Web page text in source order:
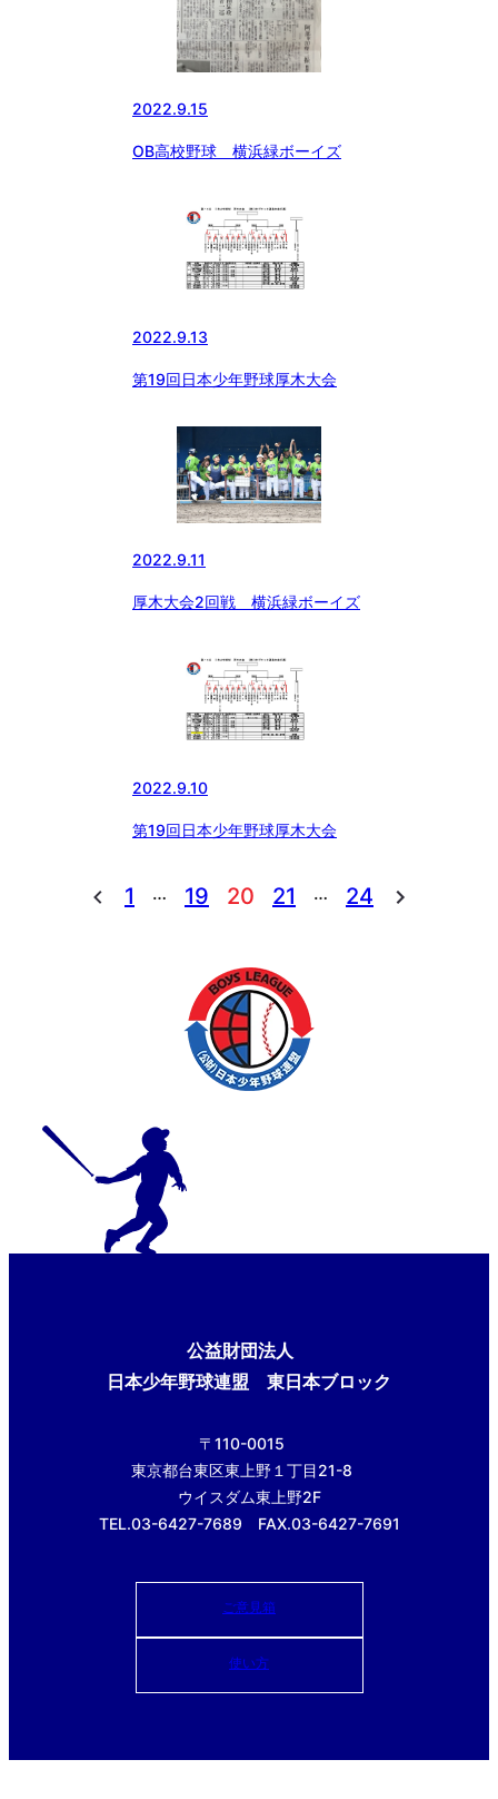
2022.9.15
OB高校野球 横浜緑ボーイズ
2022.9.13
第19回日本少年野球厚木大会
2022.9.11
厚木大会2回戦 横浜緑ボーイズ
2022.9.10
第19回日本少年野球厚木大会
1 … 19 20 21 … 24
公益財団法人
日本少年野球連盟 東日本ブロック
〒110-0015
東京都台東区東上野１丁目21-8
ウイスダム東上野2F
TEL.03-6427-7689 FAX.03-6427-7691
ご意見箱
使い方